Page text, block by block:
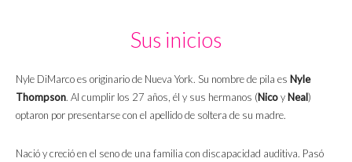
Sus inicios
Nyle DiMarco es originario de Nueva York. Su nombre de pila es Nyle
Thompson. Al cumplir los 27 años, él y sus hermanos (Nicoy Neal)
optaron por presentarse con el apellido de soltera de su madre.
Nació y creció en el seno de una familia con discapacidad auditiva. Pasó